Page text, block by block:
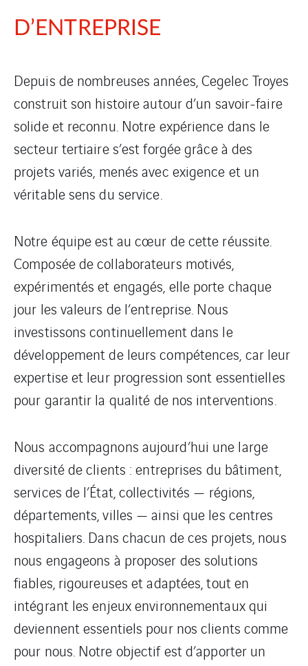
D’ENTREPRISE
Depuis de nombreuses années, Cegelec Troyes
construit son histoire autour d’un savoir‑faire
solide et reconnu. Notre expérience dans le
secteur tertiaire s’est forgée grâce à des
projets variés, menés avec exigence et un
véritable sens du service.
Notre équipe est au cœur de cette réussite.
Composée de collaborateurs motivés,
expérimentés et engagés, elle porte chaque
jour les valeurs de l’entreprise. Nous
investissons continuellement dans le
développement de leurs compétences, car leur
expertise et leur progression sont essentielles
pour garantir la qualité de nos interventions.
Nous accompagnons aujourd’hui une large
diversité de clients : entreprises du bâtiment,
services de l’État, collectivités — régions,
départements, villes — ainsi que les centres
hospitaliers. Dans chacun de ces projets, nous
nous engageons à proposer des solutions
fiables, rigoureuses et adaptées, tout en
intégrant les enjeux environnementaux qui
deviennent essentiels pour nos clients comme
pour nous. Notre objectif est d’apporter un